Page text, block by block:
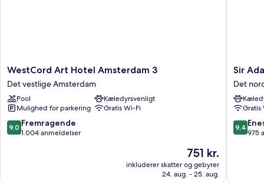
WestCord
Art
Hotel
Amsterdam
3
Det
vestlige
WestCord Art Hotel Amsterdam 3
Det vestlige Amsterdam
Pool
Kæledyrsvenligt
Mulighed for parkering
Gratis Wi-Fi
9.0
ud
9,0 Fremragende
1.004 anmeldelser
Prisen
751 kr.
751 kr.
inkluderer skatter og gebyrer
24. aug. - 25. aug.
Sir
Adam
Hotel,
part
of
Sircle
Sir
Det
Gratis
9.4
ud
9,4
975